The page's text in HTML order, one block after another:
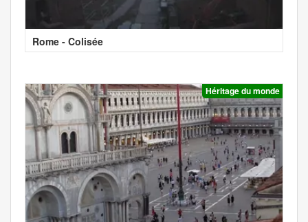
Rome - Colisée
Héritage du monde